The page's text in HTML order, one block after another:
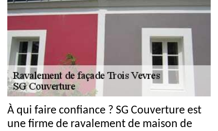
À qui faire confiance ? SG Couverture est
une firme de ravalement de maison de